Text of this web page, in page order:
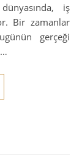
iş
Bir zamanlar
gerçeği